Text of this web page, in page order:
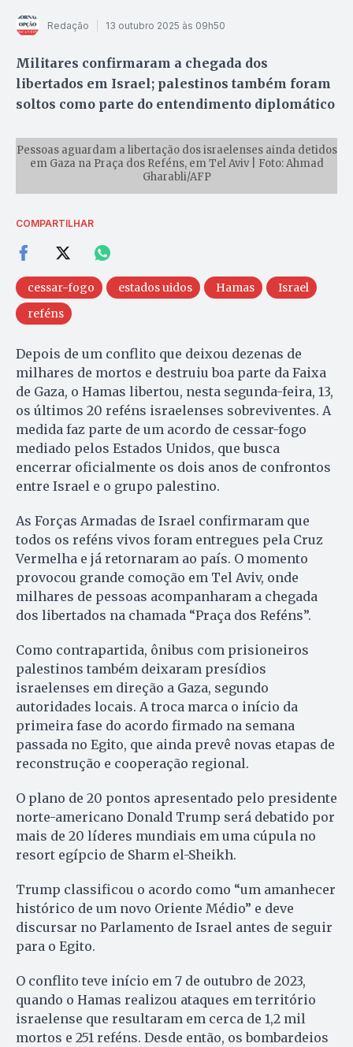
Redação 13 outubro 2025 às 09h50
Militares confirmaram a chegada dos
libertados em Israel; palestinos também foram
soltos como parte do entendimento diplomático
Pessoas aguardam a libertação dos israelenses ainda detidos
em Gaza na Praça dos Reféns, em Tel Aviv | Foto: Ahmad
Gharabli/AFP
COMPARTILHAR
cessar-fogo estados uidos Hamas
Israel
reféns
Depois de um conflito que deixou dezenas de
milhares de mortos e destruiu boa parte da Faixa
de Gaza, o Hamas libertou, nesta segunda-feira, 13,
os últimos 20 reféns israelenses sobreviventes. A
medida faz parte de um acordo de cessar-fogo
mediado pelos Estados Unidos, que busca
encerrar oficialmente os dois anos de confrontos
entre Israel e o grupo palestino.
As Forças Armadas de Israel confirmaram que
todos os reféns vivos foram entregues pela Cruz
Vermelha e já retornaram ao país. O momento
provocou grande comoção em Tel Aviv, onde
milhares de pessoas acompanharam a chegada
dos libertados na chamada “Praça dos Reféns”.
Como contrapartida, ônibus com prisioneiros
palestinos também deixaram presídios
israelenses em direção a Gaza, segundo
autoridades locais. A troca marca o início da
primeira fase do acordo firmado na semana
passada no Egito, que ainda prevê novas etapas de
reconstrução e cooperação regional.
O plano de 20 pontos apresentado pelo presidente
norte-americano Donald Trump será debatido por
mais de 20 líderes mundiais em uma cúpula no
resort egípcio de Sharm el-Sheikh.
Trump classificou o acordo como “um amanhecer
histórico de um novo Oriente Médio” e deve
discursar no Parlamento de Israel antes de seguir
para o Egito.
O conflito teve início em 7 de outubro de 2023,
quando o Hamas realizou ataques em território
israelense que resultaram em cerca de 1,2 mil
mortos e 251 reféns. Desde então, os bombardeios